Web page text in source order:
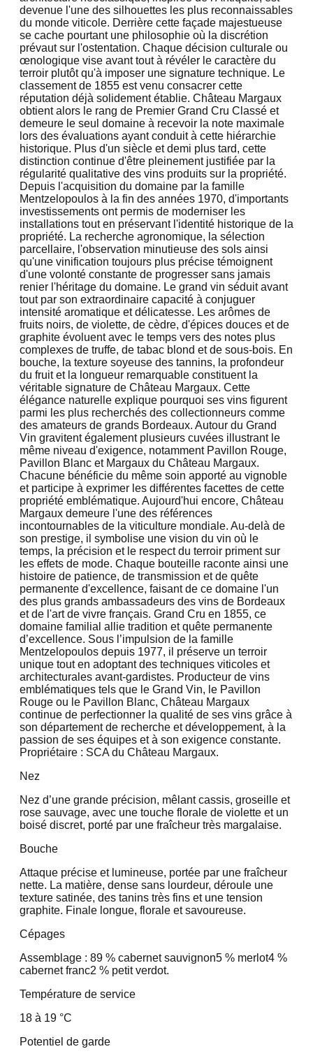
devenue l'une des silhouettes les plus reconnaissables
du monde viticole. Derrière cette façade majestueuse
se cache pourtant une philosophie où la discrétion
prévaut sur l'ostentation. Chaque décision culturale ou
œnologique vise avant tout à révéler le caractère du
terroir plutôt qu'à imposer une signature technique. Le
classement de 1855 est venu consacrer cette
réputation déjà solidement établie. Château Margaux
obtient alors le rang de Premier Grand Cru Classé et
demeure le seul domaine à recevoir la note maximale
lors des évaluations ayant conduit à cette hiérarchie
historique. Plus d'un siècle et demi plus tard, cette
distinction continue d'être pleinement justifiée par la
régularité qualitative des vins produits sur la propriété.
Depuis l'acquisition du domaine par la famille
Mentzelopoulos à la fin des années 1970, d'importants
investissements ont permis de moderniser les
installations tout en préservant l'identité historique de la
propriété. La recherche agronomique, la sélection
parcellaire, l'observation minutieuse des sols ainsi
qu'une vinification toujours plus précise témoignent
d'une volonté constante de progresser sans jamais
renier l'héritage du domaine. Le grand vin séduit avant
tout par son extraordinaire capacité à conjuguer
intensité aromatique et délicatesse. Les arômes de
fruits noirs, de violette, de cèdre, d'épices douces et de
graphite évoluent avec le temps vers des notes plus
complexes de truffe, de tabac blond et de sous-bois. En
bouche, la texture soyeuse des tannins, la profondeur
du fruit et la longueur remarquable constituent la
véritable signature de Château Margaux. Cette
élégance naturelle explique pourquoi ses vins figurent
parmi les plus recherchés des collectionneurs comme
des amateurs de grands Bordeaux. Autour du Grand
Vin gravitent également plusieurs cuvées illustrant le
même niveau d'exigence, notamment Pavillon Rouge,
Pavillon Blanc et Margaux du Château Margaux.
Chacune bénéficie du même soin apporté au vignoble
et participe à exprimer les différentes facettes de cette
propriété emblématique. Aujourd'hui encore, Château
Margaux demeure l'une des références
incontournables de la viticulture mondiale. Au-delà de
son prestige, il symbolise une vision du vin où le
temps, la précision et le respect du terroir priment sur
les effets de mode. Chaque bouteille raconte ainsi une
histoire de patience, de transmission et de quête
permanente d'excellence, faisant de ce domaine l'un
des plus grands ambassadeurs des vins de Bordeaux
et de l'art de vivre français. Grand Cru en 1855, ce
domaine familial allie tradition et quête permanente
d’excellence. Sous l’impulsion de la famille
Mentzelopoulos depuis 1977, il préserve un terroir
unique tout en adoptant des techniques viticoles et
architecturales avant-gardistes. Producteur de vins
emblématiques tels que le Grand Vin, le Pavillon
Rouge ou le Pavillon Blanc, Château Margaux
continue de perfectionner la qualité de ses vins grâce à
son département de recherche et développement, à la
passion de ses équipes et à son exigence constante.
Propriétaire : SCA du Château Margaux.
Nez
Nez d’une grande précision, mêlant cassis, groseille et
rose sauvage, avec une touche florale de violette et un
boisé discret, porté par une fraîcheur très margalaise.
Bouche
Attaque précise et lumineuse, portée par une fraîcheur
nette. La matière, dense sans lourdeur, déroule une
texture satinée, des tanins très fins et une tension
graphite. Finale longue, florale et savoureuse.
Cépages
Assemblage : 89 % cabernet sauvignon5 % merlot4 %
cabernet franc2 % petit verdot.
Température de service
18 à 19 °C
Potentiel de garde